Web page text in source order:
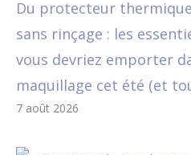
Du protecteur
sans rinçage : les
vous devriez emporter
maquillage cet été (et
7 août 2026